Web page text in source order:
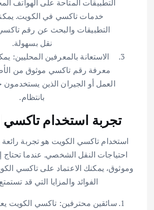
التطبيقات المتاحة على الهواتف
خدمات تاكسي في الكويت.
التطبيقات والبحث عن رقم
نقل بسهولة.
الاستعانة بالمعرفين المحليين:
معرفة رقم تاكسي موثوق من
العمل أو الجيران الذين
بانتظام.
تجربة استخدام تاكسي
استخدام تاكسي الكويت هو تجربة رائعة
احتياجات النقل الشخصي. عندما
وموثوق، يمكنك الاعتماد على تاكسي
الفوائد والمزايا التي قد
سائقين محترفين: تاكسي الكويت